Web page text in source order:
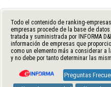
Todo el contenido de ranking-
empresas procede de la base de datos
tratada y suministrada por INFORMA
información de empresas que
como un elemento más a considerar
y no debe por tanto determinar las
Preguntas